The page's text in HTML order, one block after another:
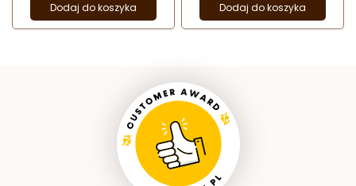
Dodaj do koszyka Dodaj do koszyka